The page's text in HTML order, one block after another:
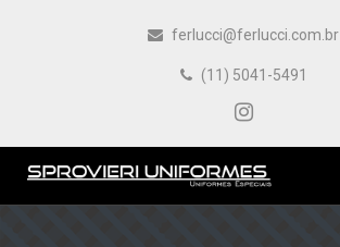
ferlucci@ferlucci.com.br
(11) 5041-5491